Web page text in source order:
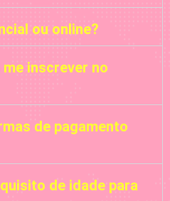
ou online?
inscrever no
de pagamento
de idade para